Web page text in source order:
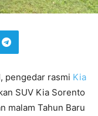
pengedar rasmi Kia
SUV Kia Sorento
malam Tahun Baru